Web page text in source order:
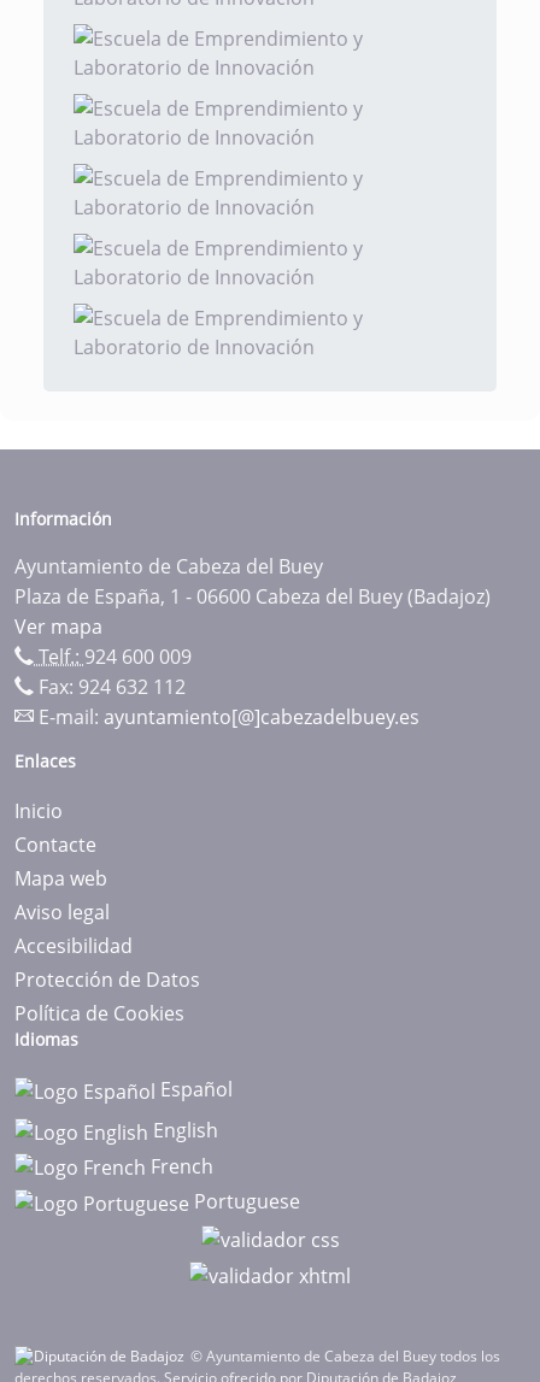
Información
Ayuntamiento de Cabeza del Buey
Plaza de España, 1 - 06600 Cabeza del Buey (Badajoz)
Ver mapa
Telf.: 924 600 009
Fax: 924 632 112
E-mail: ayuntamiento[@]cabezadelbuey.es
Enlaces
Inicio
Contacte
Mapa web
Aviso legal
Accesibilidad
Protección de Datos
Política de Cookies
Idiomas
Español
English
French
Portuguese
© Ayuntamiento de Cabeza del Buey todos los